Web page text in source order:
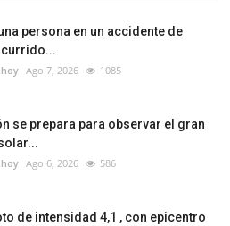
persona en un accidente de
Ago 7, 2026 1085
se prepara para observar el gran
Ago 6, 2026 586
de intensidad 4,1 , con epicentro